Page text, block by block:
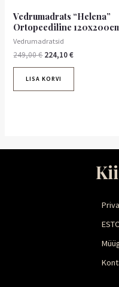
Vedrumadrats “Helena”
Ortopeediline
Vedrumadratsid
249,00€ 224,10€
LISA KORVI